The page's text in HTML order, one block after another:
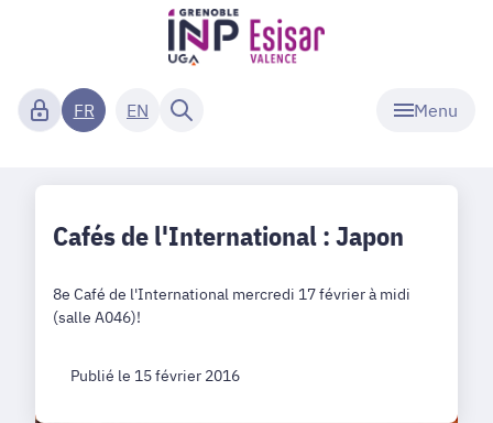
Menu
FR EN
Cafés de l'International : Japon
8e Café de l'International mercredi 17 février à midi
(salle A046)!
Publié le 15 février 2016